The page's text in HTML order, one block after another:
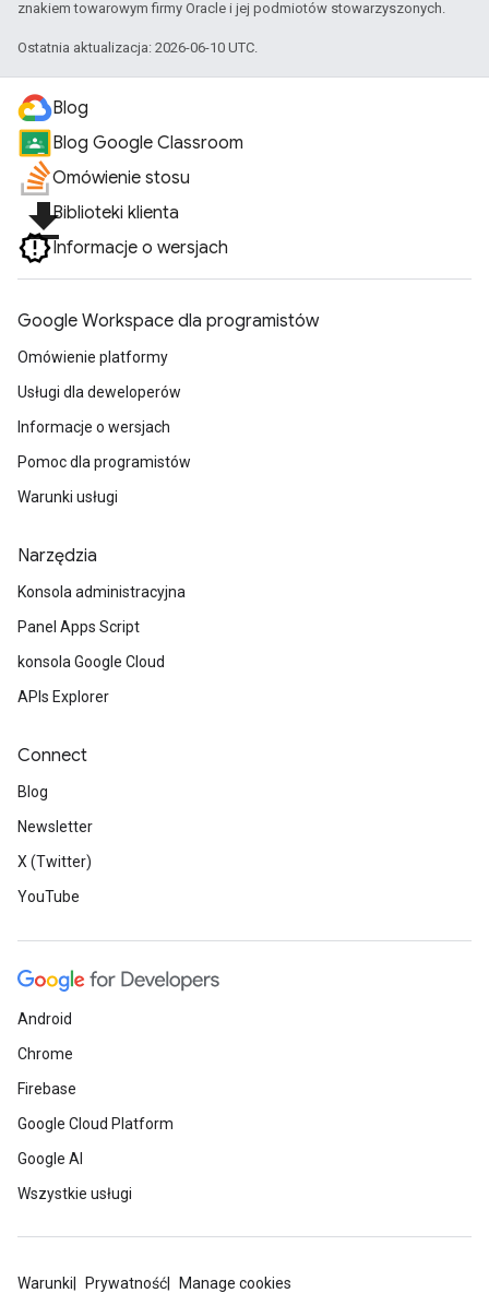
znakiem towarowym firmy Oracle i jej podmiotów stowarzyszonych.
Ostatnia aktualizacja: 2026-06-10 UTC.
Blog
Blog Google Classroom
Omówienie stosu
file_downloadBiblioteki klienta
Informacje o wersjach
Google Workspace dla programistów
Omówienie platformy
Usługi dla deweloperów
Informacje o wersjach
Pomoc dla programistów
Warunki usługi
Narzędzia
Konsola administracyjna
Panel Apps Script
konsola Google Cloud
APIs Explorer
Connect
Blog
Newsletter
X (Twitter)
YouTube
Android
Chrome
Firebase
Google Cloud Platform
Google AI
Wszystkie usługi
Warunki Prywatność Manage cookies